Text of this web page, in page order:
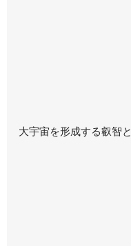
大宇宙を形成する叡智と